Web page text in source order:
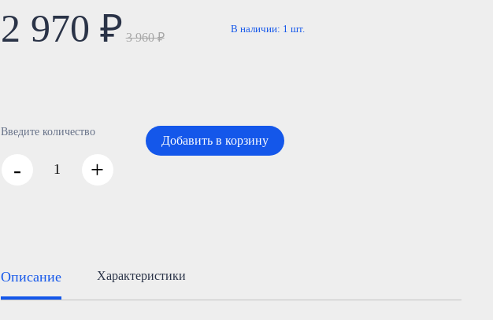
2 970 ₽ 3 960 ₽
В наличии: 1 шт.
Введите количество
- +
Добавить в корзину
Описание Характеристики